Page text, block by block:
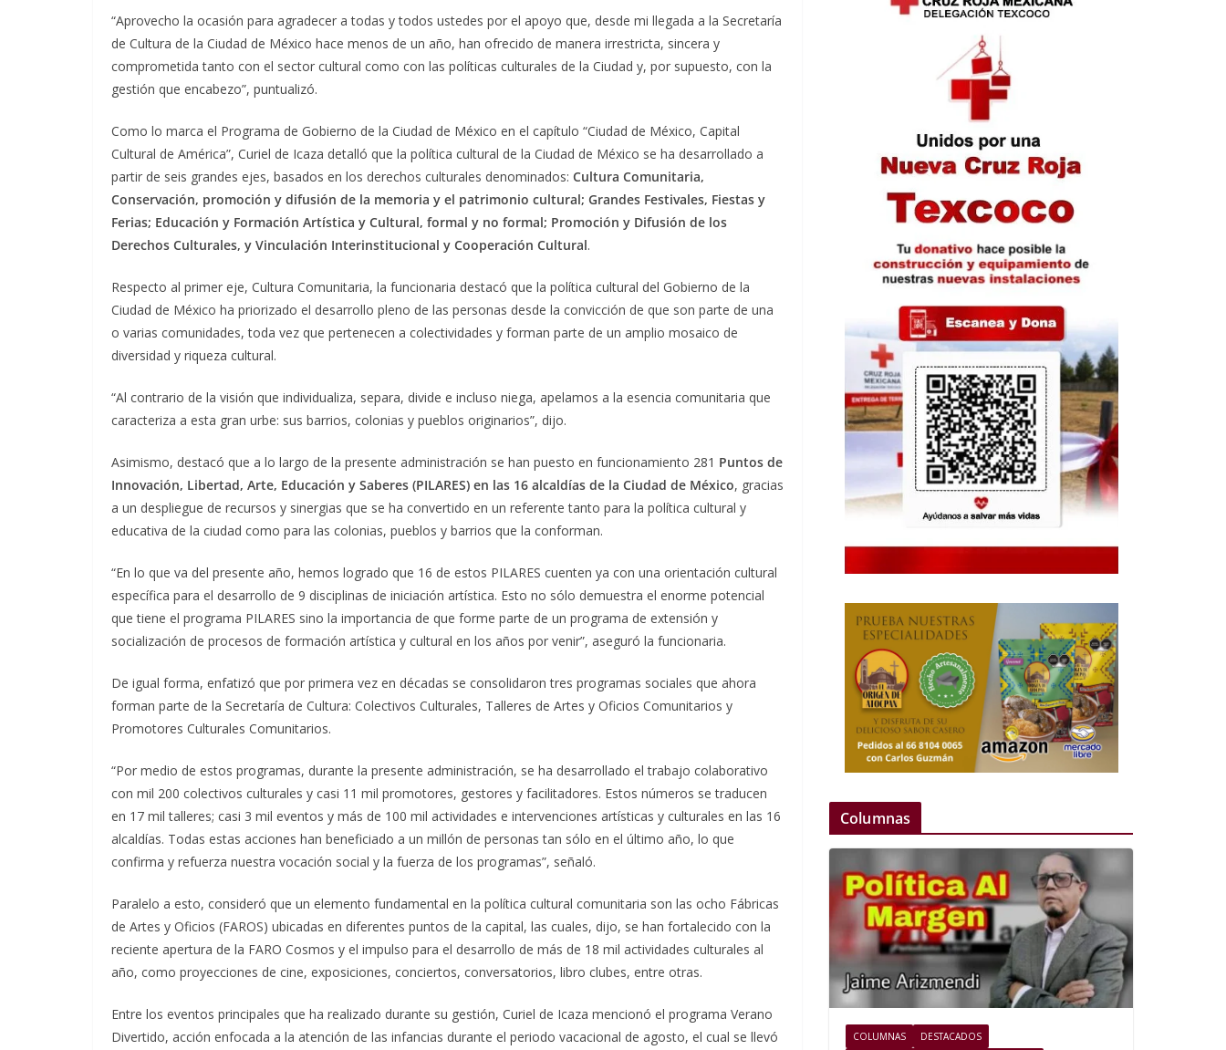
“Aprovecho la ocasión para agradecer a todas y todos ustedes por el apoyo que, desde mi llegada a la Secretaría
de Cultura de la Ciudad de México hace menos de un año, han ofrecido de manera irrestricta, sincera y
comprometida tanto con el sector cultural como con las políticas culturales de la Ciudad y, por supuesto, con la
gestión que encabezo”, puntualizó.
Como lo marca el Programa de Gobierno de la Ciudad de México en el capítulo “Ciudad de México, Capital
Cultural de América”, Curiel de Icaza detalló que la política cultural de la Ciudad de México se ha desarrollado a
partir de seis grandes ejes, basados en los derechos culturales denominados: Cultura Comunitaria,
Conservación, promoción y difusión de la memoria y el patrimonio cultural; Grandes Festivales, Fiestas y
Ferias; Educación y Formación Artística y Cultural, formal y no formal; Promoción y Difusión de los
Derechos Culturales, y Vinculación Interinstitucional y Cooperación Cultural.
Respecto al primer eje, Cultura Comunitaria, la funcionaria destacó que la política cultural del Gobierno de la
Ciudad de México ha priorizado el desarrollo pleno de las personas desde la convicción de que son parte de una
o varias comunidades, toda vez que pertenecen a colectividades y forman parte de un amplio mosaico de
diversidad y riqueza cultural.
“Al contrario de la visión que individualiza, separa, divide e incluso niega, apelamos a la esencia comunitaria que
caracteriza a esta gran urbe: sus barrios, colonias y pueblos originarios”, dijo.
Asimismo, destacó que a lo largo de la presente administración se han puesto en funcionamiento 281 Puntos de
Innovación, Libertad, Arte, Educación y Saberes (PILARES) en las 16 alcaldías de la Ciudad de México, gracias
a un despliegue de recursos y sinergias que se ha convertido en un referente tanto para la política cultural y
educativa de la ciudad como para las colonias, pueblos y barrios que la conforman.
“En lo que va del presente año, hemos logrado que 16 de estos PILARES cuenten ya con una orientación cultural
específica para el desarrollo de 9 disciplinas de iniciación artística. Esto no sólo demuestra el enorme potencial
que tiene el programa PILARES sino la importancia de que forme parte de un programa de extensión y
socialización de procesos de formación artística y cultural en los años por venir”, aseguró la funcionaria.
De igual forma, enfatizó que por primera vez en décadas se consolidaron tres programas sociales que ahora
forman parte de la Secretaría de Cultura: Colectivos Culturales, Talleres de Artes y Oficios Comunitarios y
Promotores Culturales Comunitarios.
“Por medio de estos programas, durante la presente administración, se ha desarrollado el trabajo colaborativo
con mil 200 colectivos culturales y casi 11 mil promotores, gestores y facilitadores. Estos números se traducen
en 17 mil talleres; casi 3 mil eventos y más de 100 mil actividades e intervenciones artísticas y culturales en las 16
alcaldías. Todas estas acciones han beneficiado a un millón de personas tan sólo en el último año, lo que
confirma y refuerza nuestra vocación social y la fuerza de los programas”, señaló.
Paralelo a esto, consideró que un elemento fundamental en la política cultural comunitaria son las ocho Fábricas
de Artes y Oficios (FAROS) ubicadas en diferentes puntos de la capital, las cuales, dijo, se han fortalecido con la
reciente apertura de la FARO Cosmos y el impulso para el desarrollo de más de 18 mil actividades culturales al
año, como proyecciones de cine, exposiciones, conciertos, conversatorios, libro clubes, entre otras.
Entre los eventos principales que ha realizado durante su gestión, Curiel de Icaza mencionó el programa Verano
Divertido, acción enfocada a la atención de las infancias durante el periodo vacacional de agosto, el cual se llevó
Columnas
COLUMNAS
DESTACADOS